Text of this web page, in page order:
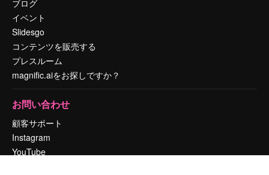
ブログ
イベント
Slidesgo
コンテンツを販売する
プレスルーム
magnific.aiをお探しですか？
お問い合わせ
顧客サポート
Instagram
YouTube